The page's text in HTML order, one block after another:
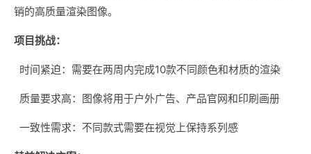
销的高质量渲染图像。
项目挑战：
时间紧迫：需要在两周内完成10款不同颜色和材质的渲染
质量要求高：图像将用于户外广告、产品官网和印刷画册
一致性需求：不同款式需要在视觉上保持系列感